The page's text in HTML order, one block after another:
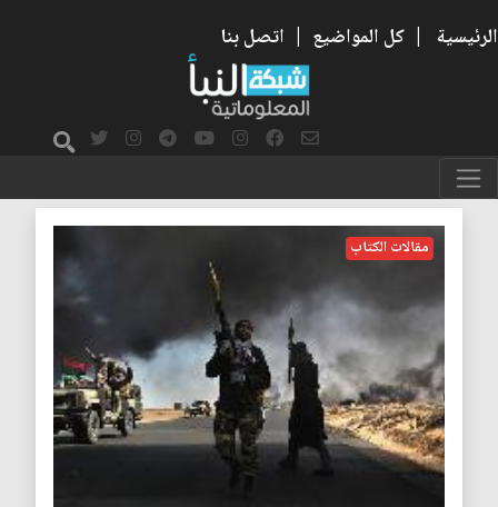
الرئيسية | كل المواضيع | اتصل بنا
الدولة الفاشلة
مقالات الكتاب